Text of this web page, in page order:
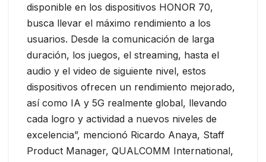
disponible en los dispositivos HONOR 70,
busca llevar el máximo rendimiento a los
usuarios. Desde la comunicación de larga
duración, los juegos, el streaming, hasta el
audio y el video de siguiente nivel, estos
dispositivos ofrecen un rendimiento mejorado,
así como IA y 5G realmente global, llevando
cada logro y actividad a nuevos niveles de
excelencia”, mencionó Ricardo Anaya, Staff
Product Manager, QUALCOMM International,